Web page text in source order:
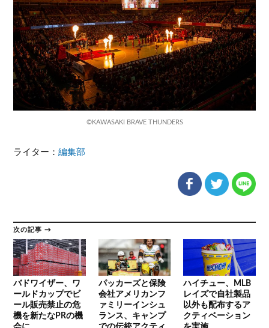
©KAWASAKI BRAVE THUNDERS
ライター：編集部
次の記事 →
バドワイザー、ワ
ールドカップでビ
ール販売禁止の危
機を新たなPRの機
パッカーズと保険
会社アメリカンフ
ァミリーインシュ
ランス、キャンプ
ハイチュー、MLB
レイズで自社製品
以外も配布するア
クティベーション